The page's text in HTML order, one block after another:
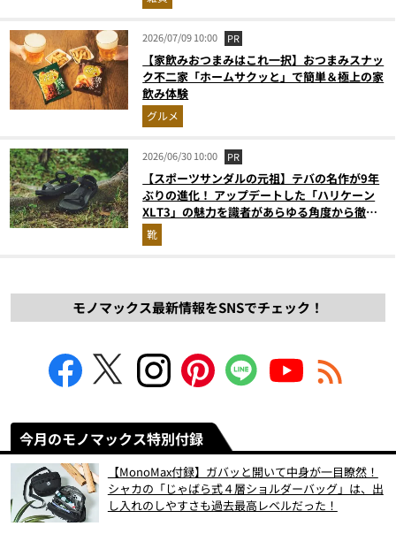
2026/07/09 10:00 PR
【家飲みおつまみはこれ一択】おつまみスナッ
ク不二家「ホームサクッと」で簡単＆極上の家
飲み体験
グルメ
2026/06/30 10:00 PR
【スポーツサンダルの元祖】テバの名作が9年
ぶりの進化！ アップデートした「ハリケーン
XLT3」の魅力を識者があらゆる角度から徹底
解説！
靴
モノマックス最新情報をSNSでチェック！
今月のモノマックス特別付録
【MonoMax付録】ガバッと開いて中身が一目瞭然！
シャカの「じゃばら式４層ショルダーバッグ」は、出
し入れのしやすさも過去最高レベルだった！